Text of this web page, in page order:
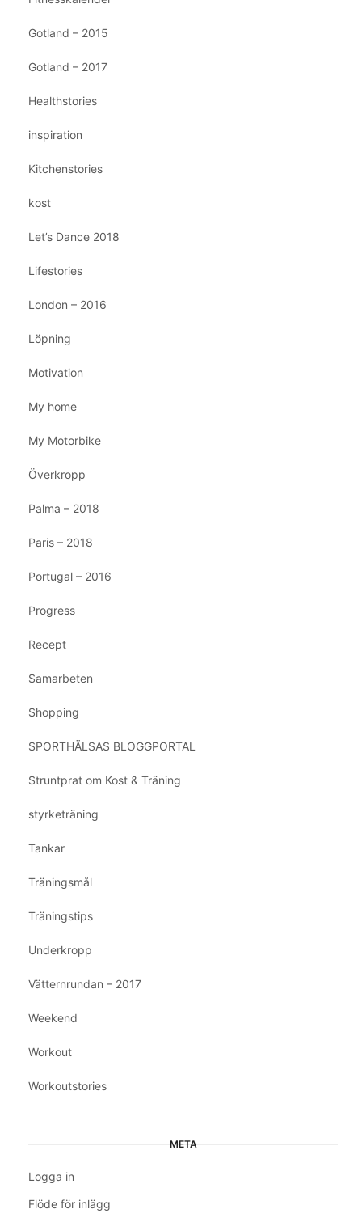
Gotland – 2015
Gotland – 2017
Healthstories
inspiration
Kitchenstories
kost
Let’s Dance 2018
Lifestories
London – 2016
Löpning
Motivation
My home
My Motorbike
Överkropp
Palma – 2018
Paris – 2018
Portugal – 2016
Progress
Recept
Samarbeten
Shopping
SPORTHÄLSAS BLOGGPORTAL
Struntprat om Kost & Träning
styrketräning
Tankar
Träningsmål
Träningstips
Underkropp
Vätternrundan – 2017
Weekend
Workout
Workoutstories
META
Logga in
Flöde för inlägg